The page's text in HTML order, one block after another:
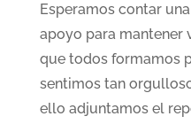
Esperamos contar
apoyo para mantener
que todos formamos
sentimos tan
ello adjuntamos el